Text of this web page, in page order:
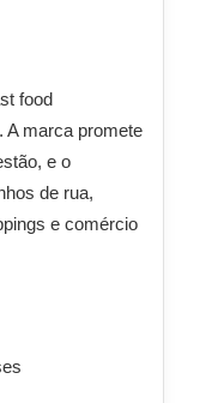
food
A marca promete
e o
de rua,
e comércio